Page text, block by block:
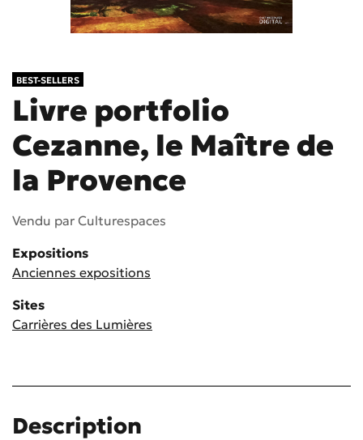
BEST-SELLERS
Livre portfolio
Cezanne, le Maître de
la Provence
Vendu par Culturespaces
Expositions
Anciennes expositions
Sites
Carrières des Lumières
Description